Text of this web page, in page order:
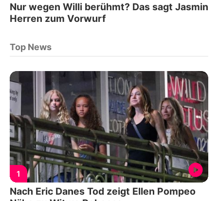
Nur wegen Willi berühmt? Das sagt Jasmin
Herren zum Vorwurf
Top News
1
Nach Eric Danes Tod zeigt Ellen Pompeo